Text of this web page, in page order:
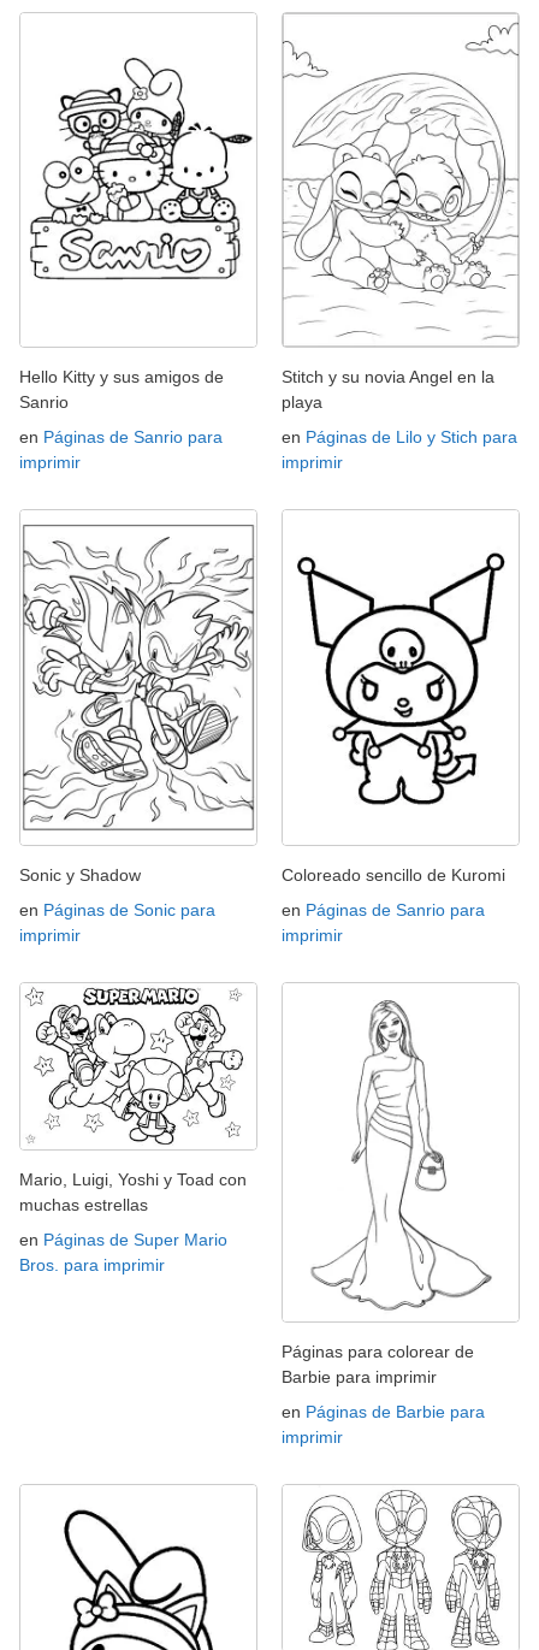
Hello Kitty y sus amigos de
Sanrio
en Páginas de Sanrio para
imprimir
Stitch y su novia Angel en la
playa
en Páginas de Lilo y Stich para
imprimir
Sonic y Shadow
en Páginas de Sonic para
imprimir
Coloreado sencillo de Kuromi
en Páginas de Sanrio para
imprimir
Mario, Luigi, Yoshi y Toad con
muchas estrellas
en Páginas de Super Mario
Bros. para imprimir
Páginas para colorear de
Barbie para imprimir
en Páginas de Barbie para
imprimir